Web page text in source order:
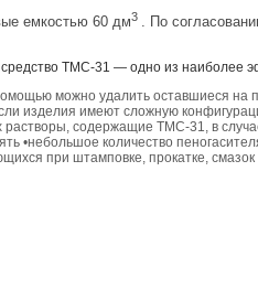
емкостью 60 дм3
. По
ТМС-31 — одно из наиболее
можно удалить оставшиеся на
изделия имеют сложную
растворы, содержащие ТМС-31, в
•небольшое количество
при штамповке, прокатке,